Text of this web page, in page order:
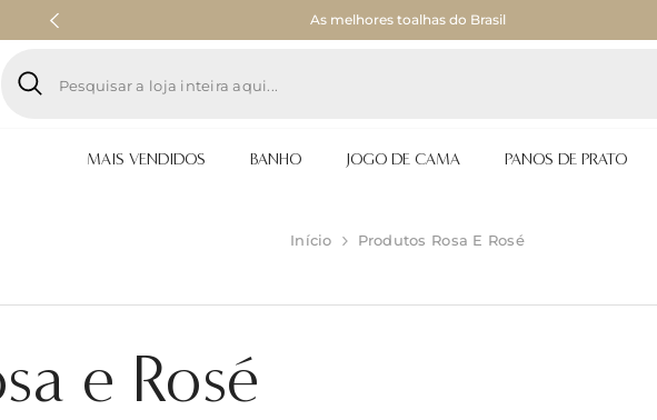
As melhores toalhas do Brasil
MAIS VENDIDOS BANHO JOGO DE CAMA PANOS DE PRATO
Início Produtos Rosa E Rosé
e Rosé